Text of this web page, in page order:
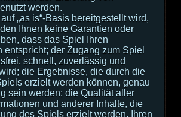
werden.
„as is“-Basis bereitgestellt wird,
Ihnen keine Garantien oder
dass das Spiel Ihren
entspricht; der Zugang zum Spiel
schnell, zuverlässig und
die Ergebnisse, die durch die
erzielt werden können, genau
sein werden; die Qualität aller
und anderer Inhalte, die
des Spiels erzielt werden, Ihren